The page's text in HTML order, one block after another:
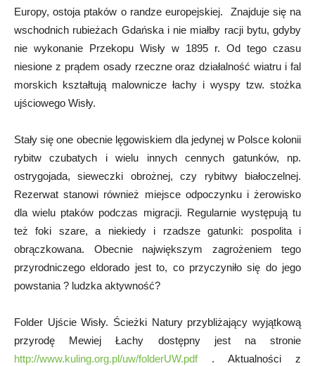
Europy, ostoja ptaków o randze europejskiej. Znajduje się na
wschodnich rubieżach Gdańska i nie miałby racji bytu, gdyby
nie wykonanie Przekopu Wisły w 1895 r. Od tego czasu
niesione z prądem osady rzeczne oraz działalność wiatru i fal
morskich kształtują malownicze łachy i wyspy tzw. stożka
ujściowego Wisły.
Stały się one obecnie lęgowiskiem dla jedynej w Polsce kolonii
rybitw czubatych i wielu innych cennych gatunków, np.
ostrygojada, sieweczki obrożnej, czy rybitwy białoczelnej.
Rezerwat stanowi również miejsce odpoczynku i żerowisko
dla wielu ptaków podczas migracji. Regularnie występują tu
też foki szare, a niekiedy i rzadsze gatunki: pospolita i
obrączkowana. Obecnie największym zagrożeniem tego
przyrodniczego eldorado jest to, co przyczyniło się do jego
powstania ? ludzka aktywność?
Folder Ujście Wisły. Ścieżki Natury przybliżający wyjątkową
przyrodę Mewiej Łachy dostępny jest na stronie
http://www.kuling.org.pl/uw/folderUW.pdf. Aktualności z